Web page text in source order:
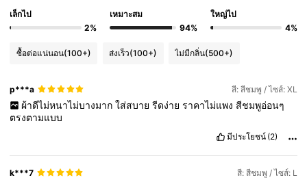
เล็กไป
2%
เหมาะสม
94%
ใหญ่ไป
4%
ซื้อต่อแน่นอน(100+) ส่งเร็ว(100+) ไม่มีกลิ่น(500+)
p***a สี: สีชมพู / ไซส์: XL
ผ้าดีไม่หนาไม่บางมาก ใส่สบาย รีดง่าย ราคาไม่แพง สีชมพูอ่อนๆ
ตรงตามแบบ
มีประโยชน์ (2)
k***7 สี: สีชมพู / ไซส์: L